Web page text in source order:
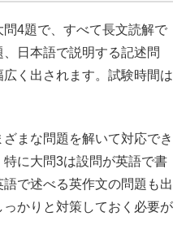
4題で、すべて長文読解で
日本語で説明する記述問
く出されます。試験時間は
まな問題を解いて対応でき
に大問3は設問が英語で書
で述べる英作文の問題も出
かりと対策しておく必要が